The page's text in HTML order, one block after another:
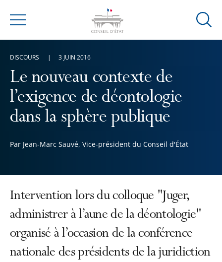
Menu
Ouvrir
Le nouveau contexte de
l’exigence de déontologie
dans la sphère publique
Par Jean-Marc Sauvé, Vice-président du Conseil d'État
DISCOURS 3 JUIN 2016
Intervention lors du colloque "Juger,
administrer à l’aune de la déontologie"
organisé à l’occasion de la conférence
nationale des présidents de la juridiction